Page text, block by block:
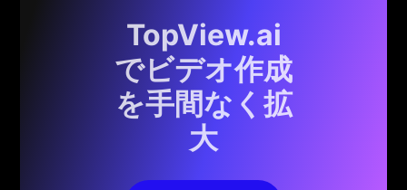
TopView.ai
でビデオ作成
を手間なく拡
大